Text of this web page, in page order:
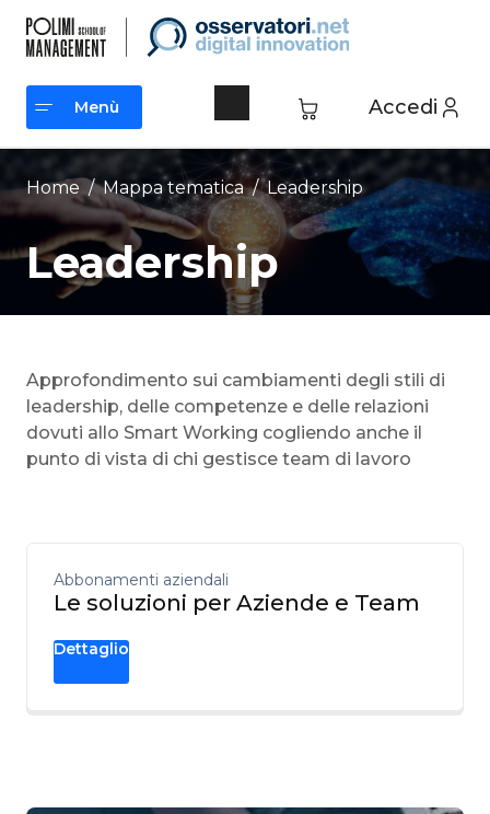
contenuto
Accedi
Menù
Menù
Home / Mappa tematica /Leadership
Leadership
Approfondimento sui cambiamenti degli stili di
leadership, delle competenze e delle relazioni
dovuti allo Smart Working cogliendo anche il
punto di vista di chi gestisce team di lavoro
Abbonamenti aziendali
Le soluzioni per Aziende e Team
Dettaglio